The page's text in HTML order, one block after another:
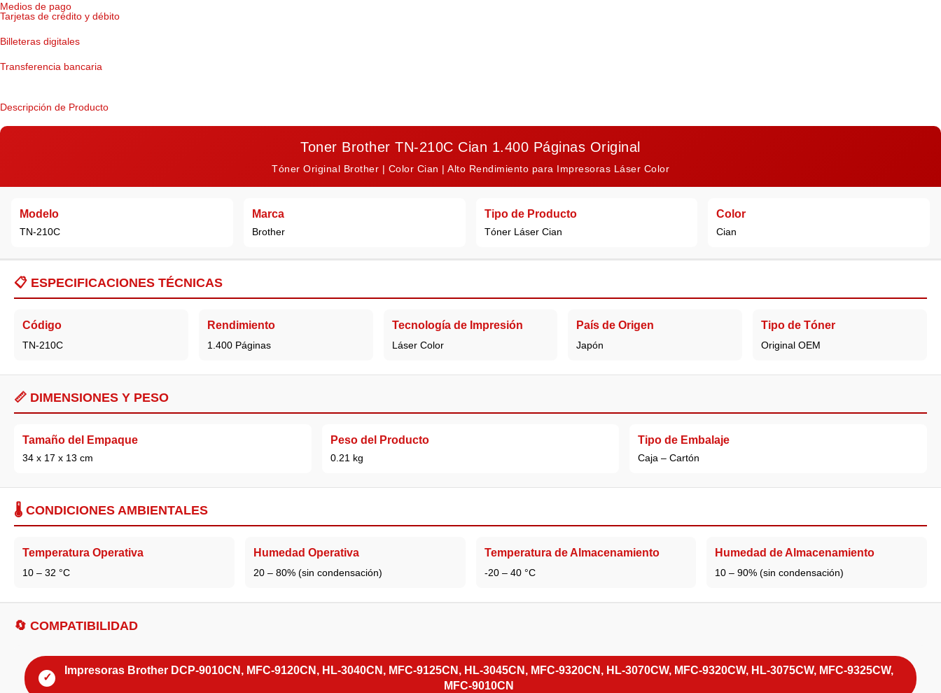
Medios de pago
Tarjetas de crédito y débito
Billeteras digitales
Transferencia bancaria
Descripción de Producto
Toner Brother TN-210C Cian 1.400 Páginas Original
Tóner Original Brother | Color Cian | Alto Rendimiento para Impresoras Láser Color
Modelo
TN-210C
Marca
Brother
Tipo de Producto
Tóner Láser Cian
Color
Cian
📋 ESPECIFICACIONES TÉCNICAS
Código
TN-210C
Rendimiento
1.400 Páginas
Tecnología de Impresión
Láser Color
País de Origen
Japón
Tipo de Tóner
Original OEM
📏 DIMENSIONES Y PESO
Tamaño del Empaque
34 x 17 x 13 cm
Peso del Producto
0.21 kg
Tipo de Embalaje
Caja – Cartón
🌡️ CONDICIONES AMBIENTALES
Temperatura Operativa
10 – 32 °C
Humedad Operativa
20 – 80% (sin condensación)
Temperatura de Almacenamiento
-20 – 40 °C
Humedad de Almacenamiento
10 – 90% (sin condensación)
🔄 COMPATIBILIDAD
✓
Impresoras Brother DCP-9010CN, MFC-9120CN, HL-3040CN, MFC-9125CN, HL-3045CN, MFC-9320CN, HL-3070CW, MFC-9320CW, HL-3075CW, MFC-9325CW,
MFC-9010CN